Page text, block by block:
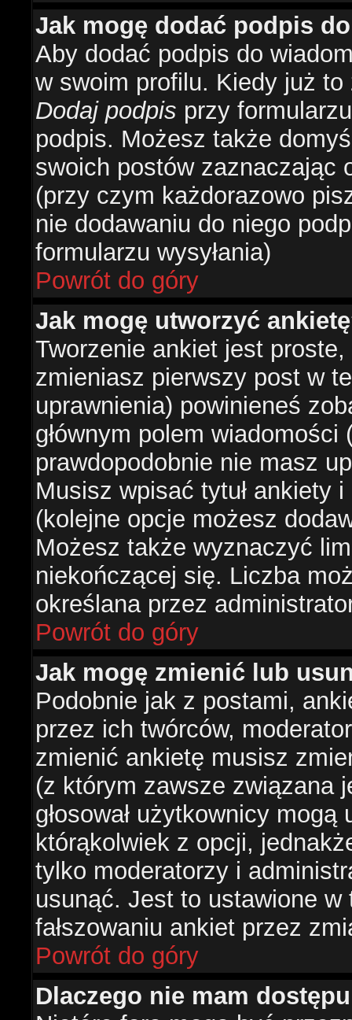
Jak mogę dodać podpis
Aby dodać podpis do
w swoim profilu. Kiedy już
Dodaj podpis przy
podpis. Możesz także
swoich postów zaznaczając
(przy czym każdorazowo
nie dodawaniu do niego
formularzu wysyłania)
Powrót do góry
Jak mogę utworzyć
Tworzenie ankiet jest
zmieniasz pierwszy post w
uprawnienia) powinieneś
głównym polem
prawdopodobnie nie masz
Musisz wpisać tytuł ankiety
(kolejne opcje możesz
Możesz także wyznaczyć
niekończącej się. Liczba
określana przez
Powrót do góry
Jak mogę zmienić lub
Podobnie jak z postami,
przez ich twórców,
zmienić ankietę musisz
(z którym zawsze związana
głosował użytkownicy
którąkolwiek z opcji,
tylko moderatorzy i
usunąć. Jest to ustawione
fałszowaniu ankiet przez
Powrót do góry
Dlaczego nie mam